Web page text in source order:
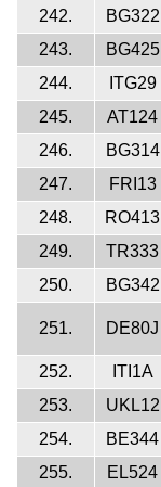
242.
BG322
243.
BG425
244.
ITG29
245.
AT124
246.
BG314
247.
FRI13
248.
RO413
249.
TR333
250.
BG342
251. DE80J
252. ITI1A
253.
UKL12
254.
BE344
255.
EL524